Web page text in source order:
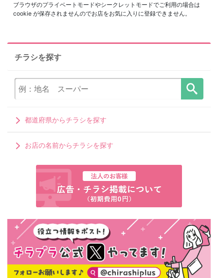
ブラウザのプライベートモードやシークレットモードでご利用の場合は
cookie が保存されませんのでお店をお気に入りに登録できません。
チラシを探す
都道府県からチラシを探す
お店の名前からチラシを探す